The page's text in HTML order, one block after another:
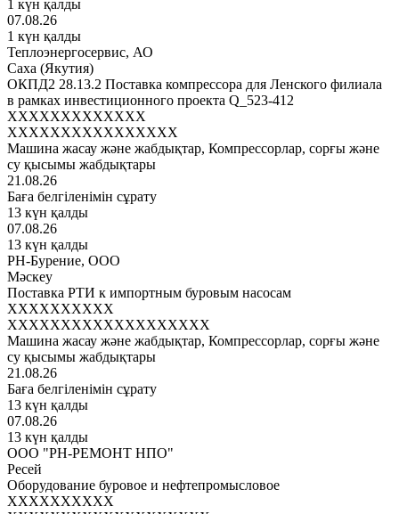
1 күн қалды
07.08.26
1 күн қалды
Теплоэнергосервис, АО
Саха (Якутия)
ОКПД2 28.13.2 Поставка компрессора для Ленского филиала
в рамках инвестиционного проекта Q_523-412
XXXXXXXXXXXXX
XXXXXXXXXXXXXXXX
Машина жасау және жабдықтар, Компрессорлар, сорғы және
су қысымы жабдықтары
21.08.26
Баға белгіленімін сұрату
13 күн қалды
07.08.26
13 күн қалды
РН-Бурение, ООО
Мәскеу
Поставка РТИ к импортным буровым насосам
XXXXXXXXXX
XXXXXXXXXXXXXXXXXXX
Машина жасау және жабдықтар, Компрессорлар, сорғы және
су қысымы жабдықтары
21.08.26
Баға белгіленімін сұрату
13 күн қалды
07.08.26
13 күн қалды
ООО "РН-РЕМОНТ НПО"
Ресей
Оборудование буровое и нефтепромысловое
XXXXXXXXXX